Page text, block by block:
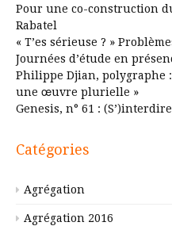
Pour une co-construction
Rabatel
« T’es sérieuse ? »
Journées d’étude en
Philippe Djian, polygraphe
une œuvre plurielle »
Genesis, n° 61 :
Catégories
Agrégation
Agrégation 2016